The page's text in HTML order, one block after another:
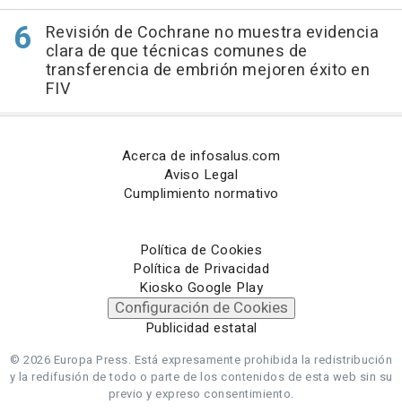
Revisión de Cochrane no muestra evidencia
clara de que técnicas comunes de
transferencia de embrión mejoren éxito en
FIV
Acerca de infosalus.com
Aviso Legal
Cumplimiento normativo
Política de Cookies
Política de Privacidad
Kiosko Google Play
Configuración de Cookies
Publicidad estatal
© 2026 Europa Press. Está expresamente prohibida la redistribución
y la redifusión de todo o parte de los contenidos de esta web sin su
previo y expreso consentimiento.